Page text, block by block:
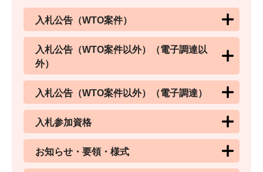
入札公告（WTO案件）
入札公告（WTO案件以外）（電子調達以
外）
入札公告（WTO案件以外）（電子調達）
入札参加資格
お知らせ・要領・様式